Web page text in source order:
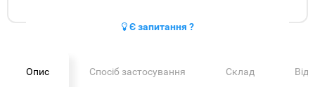
Є запитання ?
Опис Спосіб застосування Склад